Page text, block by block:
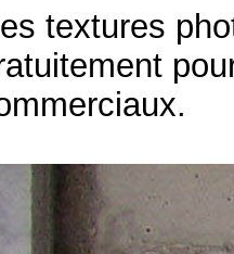
textures